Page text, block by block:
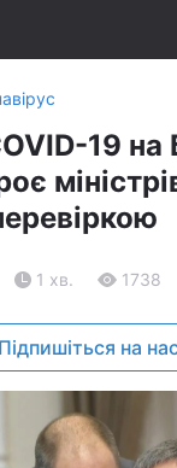
19 на
1 хв. 1738
Підпишіться на